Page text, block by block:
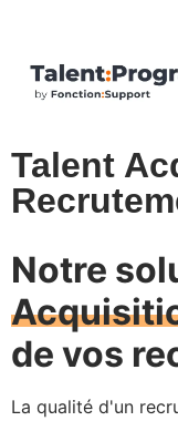
Talent
Notre
de vos
La qualité d'un